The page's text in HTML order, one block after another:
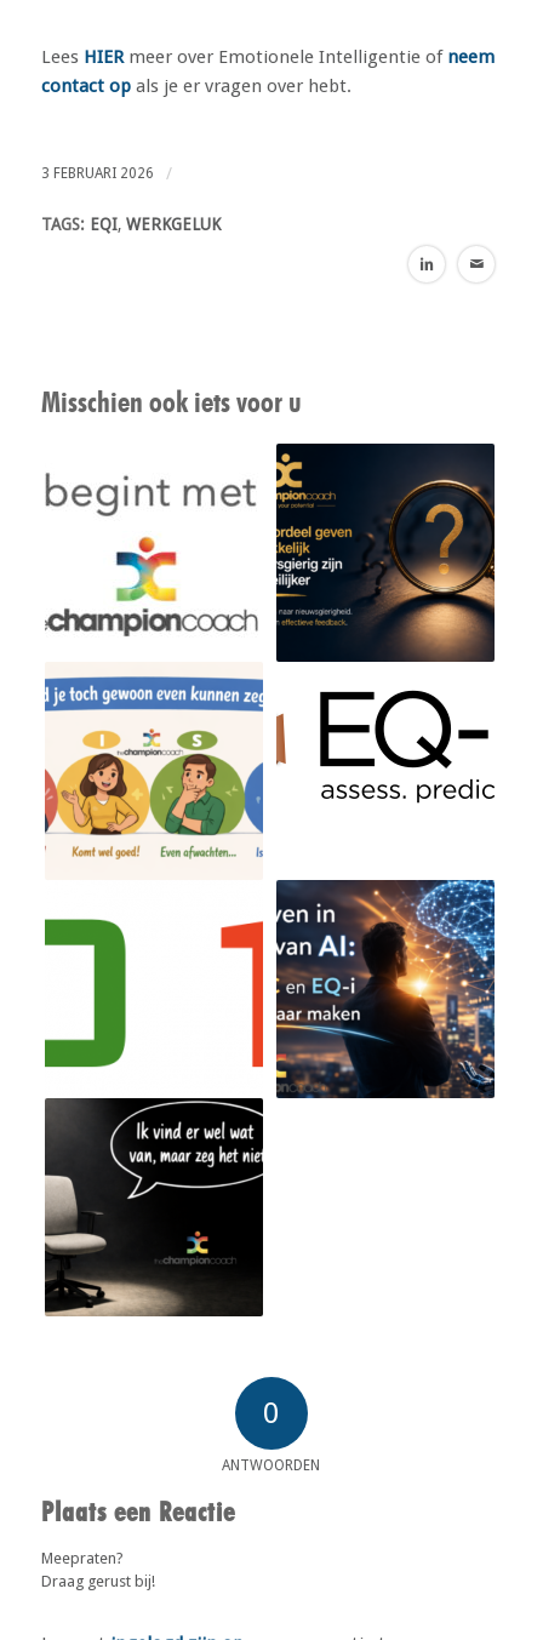
Lees HIERmeer over Emotionele Intelligentie of neem
contact opals je er vragen over hebt.
3 FEBRUARI 2026 /
TAGS: EQI, WERKGELUK
Misschien ook iets voor u
0
ANTWOORDEN
Plaats een Reactie
Meepraten?
Draag gerust bij!